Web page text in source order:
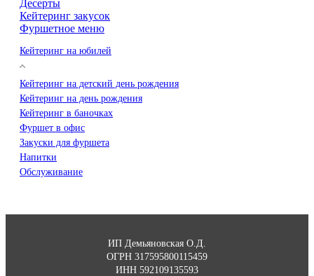
Десерты
Кейтеринг закусок
Фуршетное меню
Кейтеринг на юбилей
Кейтеринг на детский день рождения
Кейтеринг на день рождения
Кейтеринг в баночках
Фуршет в офис
Закуски для фуршета
Напитки
Обслуживание
ИП Демьяновская О.Д.
ОГРН 317595800115459
ИНН 592109135593